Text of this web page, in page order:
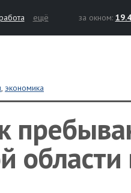
ещё за окном:
, экономика